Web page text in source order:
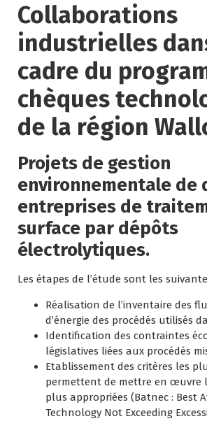
Collaborations
industrielles
cadre du
chèques
de la région
Projets de gestion
environnementale de
entreprises de
surface par dépôts
électrolytiques.
Les étapes de l’étude sont les
Réalisation de l’inventaire des
d’énergie des procédés utilisés
Identification des contraintes
législatives liées aux procédés
Etablissement des critères les
permettent de mettre en œuvre
plus appropriées (Batnec : Best
Technology Not Exceeding